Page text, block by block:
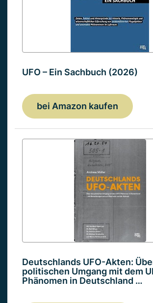
UFO – Ein Sachbuch (2026)
bei Amazon kaufen
Deutschlands UFO-Akten:
politischen Umgang mit dem
Phänomen in Deutschland …